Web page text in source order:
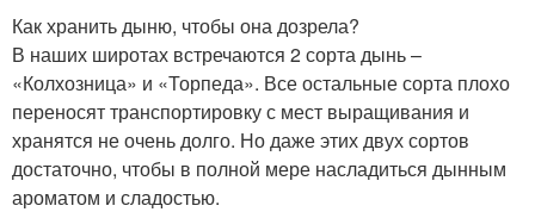
Как хранить дыню, чтобы она дозрела?
В наших широтах встречаются 2 сорта дынь –
«Колхозница» и «Торпеда». Все остальные сорта плохо
переносят транспортировку с мест выращивания и
хранятся не очень долго. Но даже этих двух сортов
достаточно, чтобы в полной мере насладиться дынным
ароматом и сладостью.